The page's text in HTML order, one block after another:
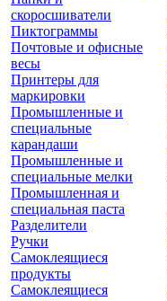
скоросшиватели
Пиктограммы
Почтовые и офисные
весы
Принтеры для
маркировки
Промышленные и
специальные
карандаши
Промышленные и
специальные мелки
Промышленная и
специальная паста
Разделители
Ручки
Самоклеящиеся
продукты
Самоклеящиеся